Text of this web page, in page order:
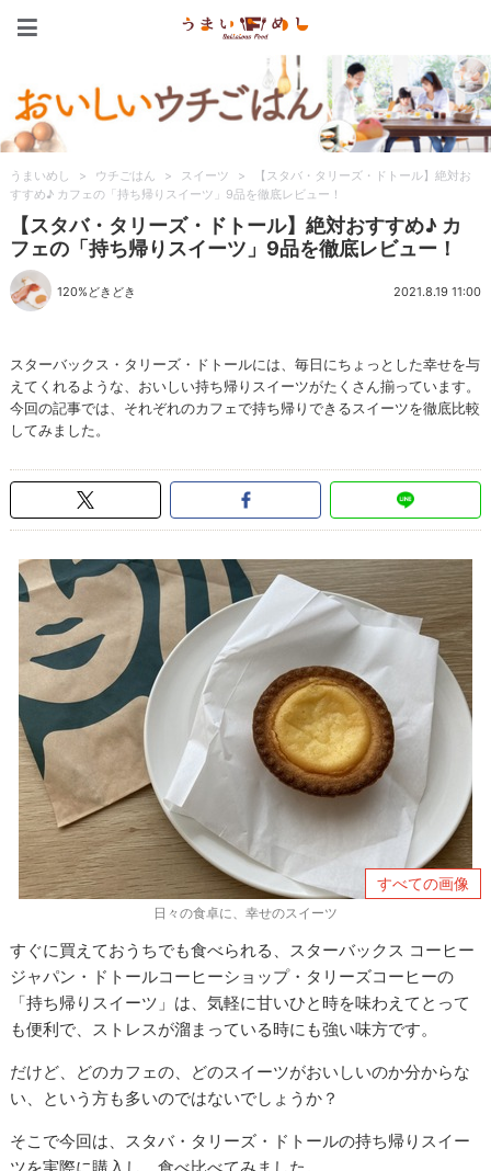
うまいめし > ウチごはん > スイーツ >
【スタバ・タリーズ・ドトール】絶対お
すすめ♪ カフェの「持ち帰りスイーツ」9品を徹底レビュー！
【スタバ・タリーズ・ドトール】絶対おすすめ♪ カ
フェの「持ち帰りスイーツ」9品を徹底レビュー！
120%どきどき 2021.8.19 11:00
スターバックス・タリーズ・ドトールには、毎日にちょっとした幸せを与
えてくれるような、おいしい持ち帰りスイーツがたくさん揃っています。
今回の記事では、それぞれのカフェで持ち帰りできるスイーツを徹底比較
してみました。
すべての画像
日々の食卓に、幸せのスイーツ
すぐに買えておうちでも食べられる、 スターバックス コーヒー
ジャパン・ドトールコーヒーショップ・タリーズコーヒーの
「持ち帰りスイーツ」は、気軽に甘いひと時を味わえてとって
も便利で、ストレスが溜まっている時にも強い味方です。
だけど、どのカフェの、どのスイーツがおいしいのか分からな
い、という方も多いのではないでしょうか？
そこで今回は、スタバ・タリーズ・ドトールの持ち帰りスイー